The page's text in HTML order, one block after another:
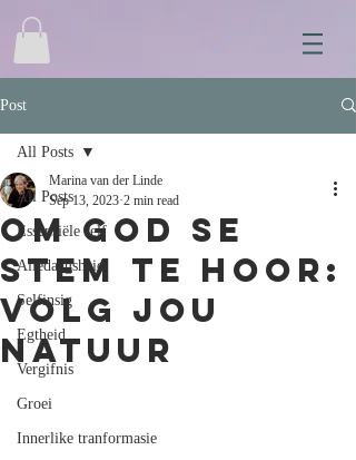
Post
All Posts
Essensiële self
Alledaagsheid
Selfinsig
Egtheid
Vergifnis
Groei
Innerlike tranformasie
All Posts
Om God se
stem te hoor:
Volg jou
natuur
Marina van der Linde
Sep 13, 2023 2 min read